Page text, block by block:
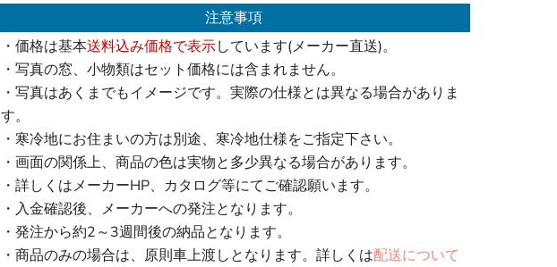
注意事項
・価格は基本送料込み価格で表示しています(メーカー直送)。
・写真の窓、小物類はセット価格には含まれません。
・写真はあくまでもイメージです。実際の仕様とは異なる場合がありま
す。
・寒冷地にお住まいの方は別途、寒冷地仕様をご指定下さい。
・画面の関係上、商品の色は実物と多少異なる場合があります。
・詳しくはメーカーHP、カタログ等にてご確認願います。
・入金確認後、メーカーへの発注となります。
・発注から約2～3週間後の納品となります。
・商品のみの場合は、原則車上渡しとなります。詳しくは配送について